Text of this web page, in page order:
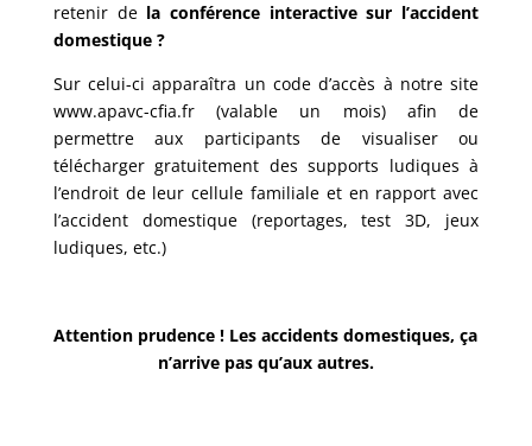
retenir de la conférence interactive sur l’accident
domestique?
Sur celui-ci apparaîtra un code d’accès à notre site
www.apavc-cfia.fr (valable un mois) afin de
permettre aux participants de visualiser ou
télécharger gratuitement des supports ludiques à
l’endroit de leur cellule familiale et en rapport avec
l’accident domestique (reportages, test 3D, jeux
ludiques, etc.)
Attention prudence ! Les accidents domestiques, ça
n’arrive pas qu’aux autres.